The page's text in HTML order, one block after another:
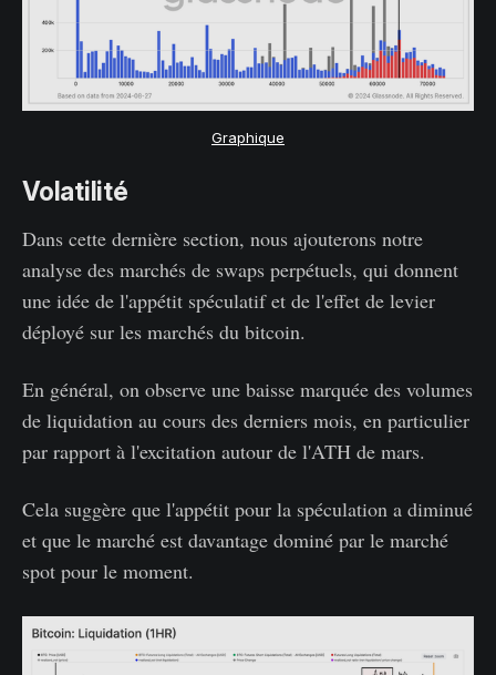
Graphique
Volatilité
Dans cette dernière section, nous ajouterons notre
analyse des marchés de swaps perpétuels, qui donnent
une idée de l'appétit spéculatif et de l'effet de levier
déployé sur les marchés du bitcoin.
En général, on observe une baisse marquée des volumes
de liquidation au cours des derniers mois, en particulier
par rapport à l'excitation autour de l'ATH de mars.
Cela suggère que l'appétit pour la spéculation a diminué
et que le marché est davantage dominé par le marché
spot pour le moment.